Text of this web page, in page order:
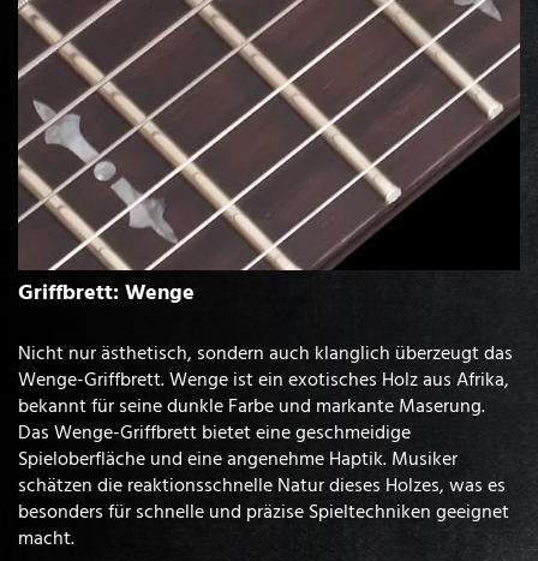
Griffbrett: Wenge
Nicht nur ästhetisch, sondern auch klanglich überzeugt das
Wenge-Griffbrett. Wenge ist ein exotisches Holz aus Afrika,
bekannt für seine dunkle Farbe und markante Maserung.
Das Wenge-Griffbrett bietet eine geschmeidige
Spieloberfläche und eine angenehme Haptik. Musiker
schätzen die reaktionsschnelle Natur dieses Holzes, was es
besonders für schnelle und präzise Spieltechniken geeignet
macht.